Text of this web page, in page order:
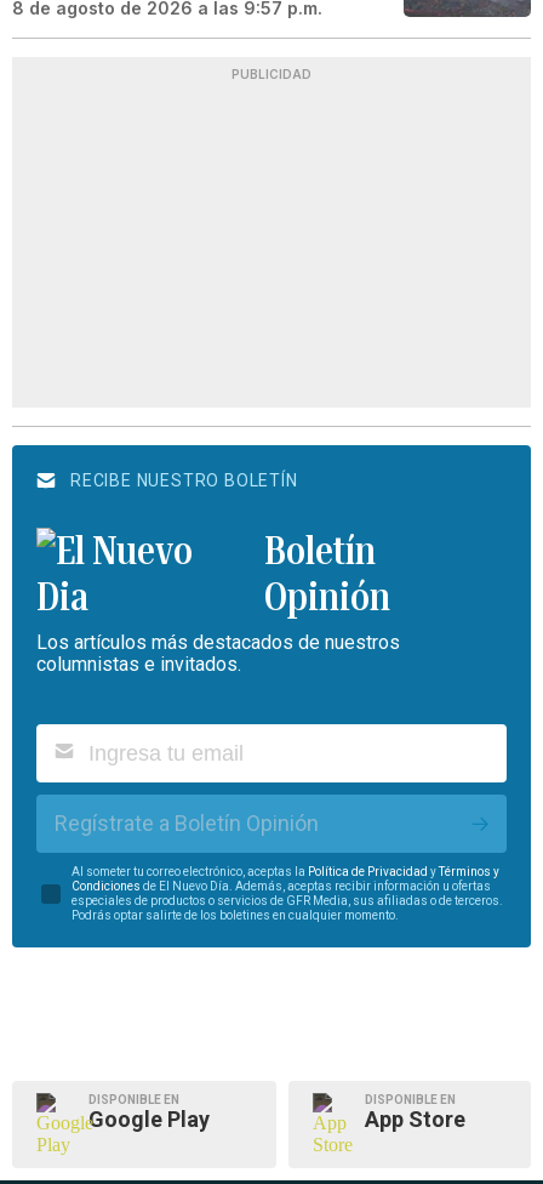
8 de agosto de 2026 a las 9:57 p.m.
PUBLICIDAD
RECIBE NUESTRO BOLETÍN
Boletín
Opinión
Los artículos más destacados de nuestros
columnistas e invitados.
Regístrate a Boletín Opinión
Al someter tu correo electrónico, aceptas la Política de Privacidad yTérminos y
Condiciones de El Nuevo Día. Además, aceptas recibir información u ofertas
especiales de productos o servicios de GFR Media, sus afiliadas o de terceros.
Podrás optar salirte de los boletines en cualquier momento.
DISPONIBLE EN
Google Play
DISPONIBLE EN
App Store